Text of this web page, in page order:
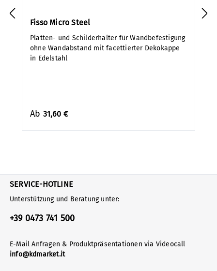
Fisso Micro Steel
Platten- und Schilderhalter für Wandbefestigung
ohne Wandabstand mit facettierter Dekokappe
in Edelstahl
Ab 31,60 €
SERVICE-HOTLINE
Unterstützung und Beratung unter:
+39 0473 741 500
E-Mail Anfragen & Produktpräsentationen via Videocall
info@kdmarket.it